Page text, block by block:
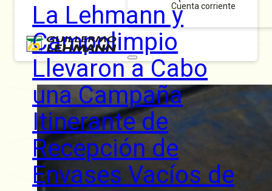
Cuenta corriente
La Lehmann y
Campolimpio
Llevaron a Cabo
una Campaña
Itinerante de
Recepción de
Envases Vacíos de